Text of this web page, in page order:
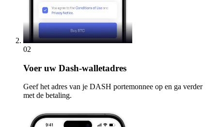
02
Voer uw Dash-walletadres
Geef het adres van je DASH portemonnee op en ga verder
met de betaling.